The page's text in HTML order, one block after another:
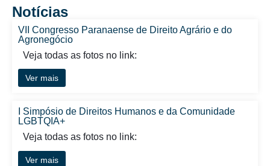
Notícias
VII Congresso Paranaense de Direito Agrário e do
Agronegócio
Veja todas as fotos no link:
Ver mais
I Simpósio de Direitos Humanos e da Comunidade
LGBTQIA+
Veja todas as fotos no link:
Ver mais